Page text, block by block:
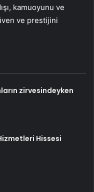
kamuoyunu ve
ve prestijini
zirvesindeyken
Hissesi